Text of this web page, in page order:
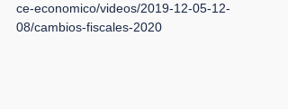
ce-economico/videos/2019-12-05-12-
08/cambios-fiscales-2020